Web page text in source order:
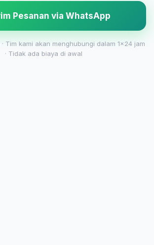
Pesanan via WhatsApp
· Tim kami akan menghubungi dalam 1x24 jam
· Tidak ada biaya di awal